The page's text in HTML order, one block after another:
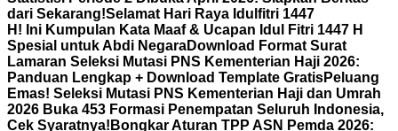
dari Sekarang!Selamat Hari Raya Idulfitri 1447
H! Ini Kumpulan Kata Maaf & Ucapan Idul Fitri 1447 H
Spesial untuk Abdi NegaraDownload Format Surat
Lamaran Seleksi Mutasi PNS Kementerian Haji 2026:
Panduan Lengkap + Download Template GratisPeluang
Emas! Seleksi Mutasi PNS Kementerian Haji dan Umrah
2026 Buka 453 Formasi Penempatan Seluruh Indonesia,
Cek Syaratnya! Bongkar Aturan TPP ASN Pemda 2026: